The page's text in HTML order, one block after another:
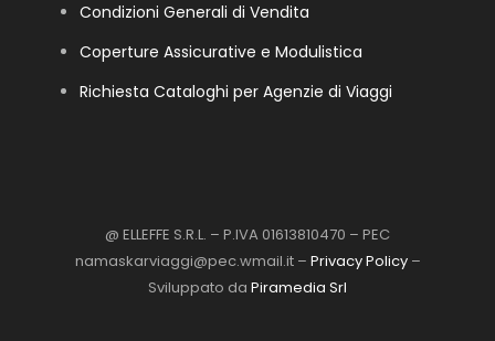
Condizioni Generali di Vendita
Coperture Assicurative e Modulistica
Richiesta Cataloghi per Agenzie di Viaggi
@ ELLEFFE S.R.L. – P.IVA 01613810470 – PEC
namaskarviaggi@pec.wmail.it – Privacy Policy–
Sviluppato da Piramedia Srl